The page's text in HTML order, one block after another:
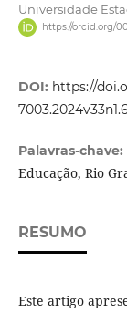
Universidade
https://orcid.org/
DOI: https://
Palavras-chave:
Educação, Rio
RESUMO
Este artigo